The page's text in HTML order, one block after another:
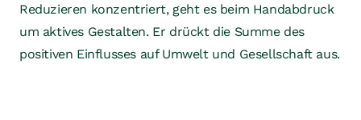
Reduzieren konzentriert, geht es beim Handabdruck
um aktives Gestalten. Er drückt die Summe des
positiven Einflusses auf Umwelt und Gesellschaft aus.